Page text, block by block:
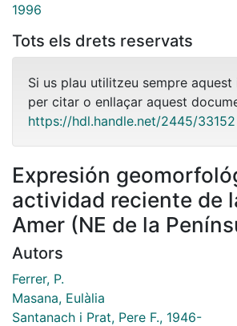
1996
Tots els drets reservats
Si us plau utilitzeu sempre
per citar o enllaçar aquest
https://hdl.handle.net/2445/33152
Expresión
actividad reciente de
Amer (NE de la
Autors
Ferrer, P.
Masana, Eulàlia
Santanach i Prat, Pere F., 1946-